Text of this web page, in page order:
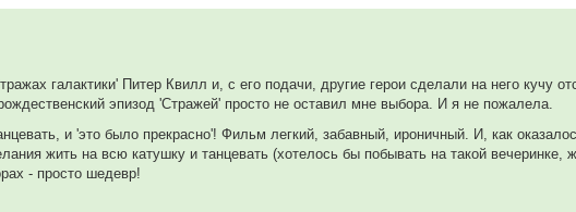
галактики' Питер Квилл и, с его подачи, другие герои сделали на него кучу
эпизод 'Стражей' просто не оставил мне выбора. И я не пожалела.
и 'это было прекрасно'! Фильм легкий, забавный, ироничный. И, как
жить на всю катушку и танцевать (хотелось бы побывать на такой вечеринке,
- просто шедевр!